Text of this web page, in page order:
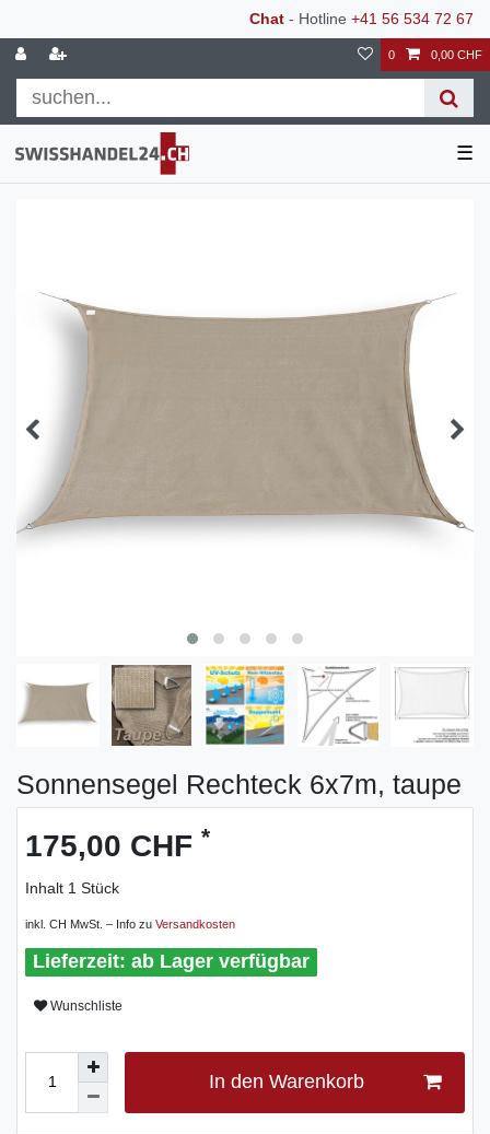
Chat - Hotline +41 56 534 72 67
0 0,00 CHF
☰
Sonnensegel Rechteck 6x7m, taupe
175,00 CHF *
Inhalt 1 Stück
inkl. CH MwSt. – Info zu Versandkosten
ab Lager verfügbar
Wunschliste
In den Warenkorb